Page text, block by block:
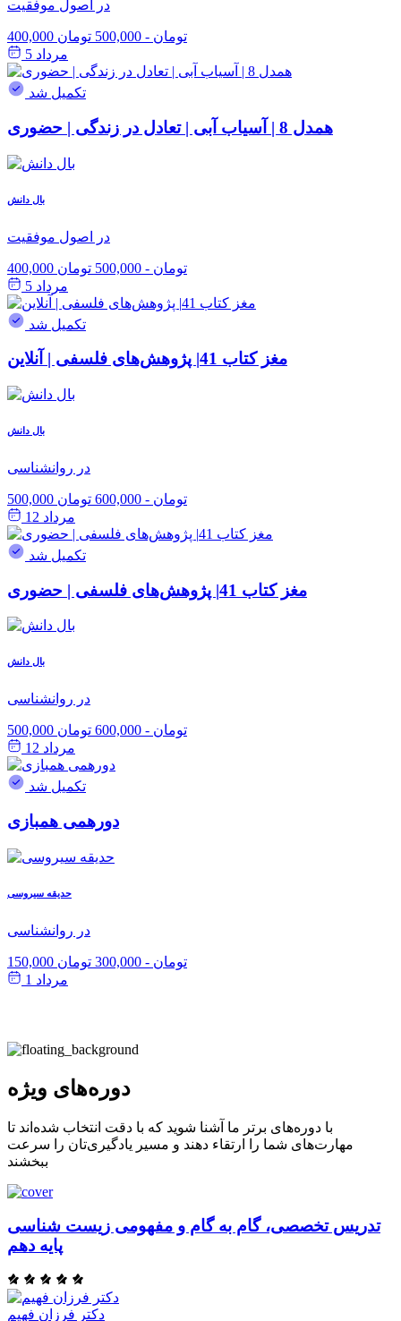
در اصول موفقیت
400,000 تومان - 500,000 تومان
مرداد 5
تکمیل شد
همدل 8 | آسیاب آبی | تعادل در زندگی | حضوری
بال دانش
در اصول موفقیت
400,000 تومان - 500,000 تومان
مرداد 5
تکمیل شد
مغز کتاب 41| پژوهش‌های فلسفی | آنلاین
بال دانش
در روانشناسی
500,000 تومان - 600,000 تومان
مرداد 12
تکمیل شد
مغز کتاب 41| پژوهش‌های فلسفی | حضوری
بال دانش
در روانشناسی
500,000 تومان - 600,000 تومان
مرداد 12
تکمیل شد
دورهمی همبازی
حدیقه سیروسی
در روانشناسی
150,000 تومان - 300,000 تومان
مرداد 1
دوره‌های ویژه
با دوره‌های برتر ما آشنا شوید که با دقت انتخاب شده‌اند تا
مهارت‌های شما را ارتقاء دهند و مسیر یادگیری‌تان را سرعت
ببخشند
تدریس تخصصی، گام به گام و مفهومی زیست شناسی
پایه دهم
دکتر فرزان فهیم